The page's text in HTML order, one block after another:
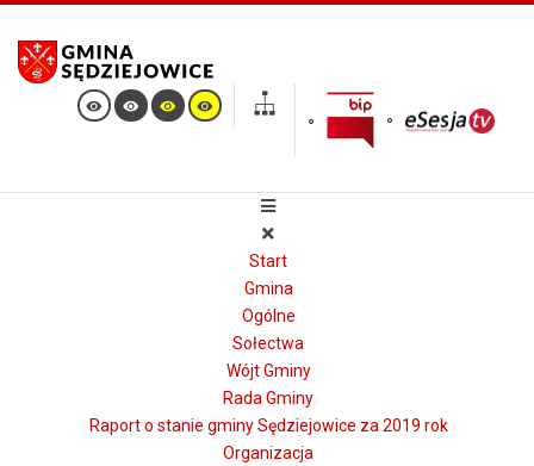
Start
Gmina
Ogólne
Sołectwa
Wójt Gminy
Rada Gminy
Raport o stanie gminy Sędziejowice za 2019 rok
Organizacja